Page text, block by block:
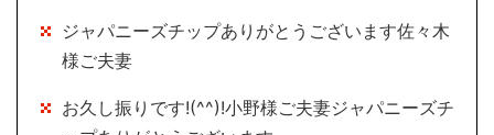
ジャパニーズチップありがとうございます佐々木
様ご夫妻
お久し振りです!(^^)!小野様ご夫妻ジャパニーズチ